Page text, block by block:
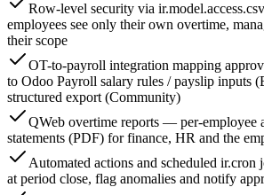
Row-level security via
employees see only their own overtime,
their scope
OT-to-payroll integration mapping
to Odoo Payroll salary rules / payslip inputs
structured export (Community)
QWeb overtime reports — per-employee
statements (PDF) for finance, HR and the
Automated actions and scheduled ir.cron
at period close, flag anomalies and notify